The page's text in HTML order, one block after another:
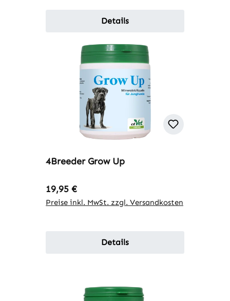
Details
4Breeder Grow Up
Regulärer Preis:
19,95 €
Preise inkl. MwSt. zzgl. Versandkosten
Details